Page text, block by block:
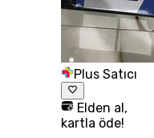
Plus Satıcı
Elden al,
kartla öde!